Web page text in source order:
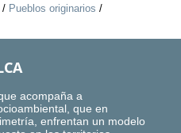
/ Pueblos originarios /
acompaña a
que en
enfrentan un modelo